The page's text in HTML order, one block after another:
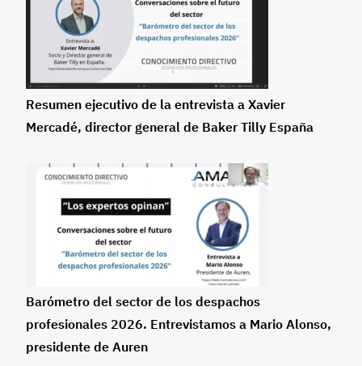
Resumen ejecutivo de la entrevista a Xavier
Mercadé, director general de Baker Tilly España
Barómetro del sector de los despachos
profesionales 2026. Entrevistamos a Mario Alonso,
presidente de Auren